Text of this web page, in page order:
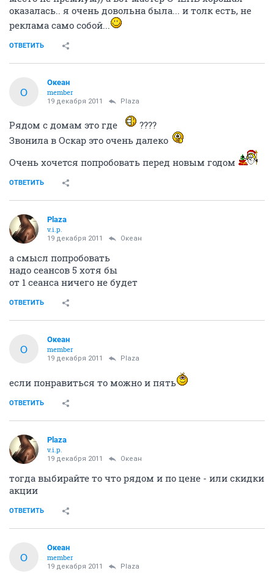
оказалась.. я очень довольна была... и толк есть, не
реклама само собой...
ОТВЕТИТЬ
О
Океан
member
19 декабря 2011 Plaza
Рядом с домам это где
????
Звонила в Оскар это очень далеко
Очень хочется попробовать перед новым годом
ОТВЕТИТЬ
Plaza
v.i.p.
19 декабря 2011 Океан
а смысл попробовать
надо сеансов 5 хотя бы
от 1 сеанса ничего не будет
ОТВЕТИТЬ
О
Океан
member
19 декабря 2011 Plaza
если понравиться то можно и пять
ОТВЕТИТЬ
Plaza
v.i.p.
19 декабря 2011 Океан
тогда выбирайте то что рядом и по цене - или скидки
акции
ОТВЕТИТЬ
О
Океан
member
19 декабря 2011 Plaza